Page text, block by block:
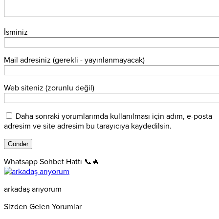
İsminiz
Mail adresiniz (gerekli - yayınlanmayacak)
Web siteniz (zorunlu değil)
Daha sonraki yorumlarımda kullanılması için adım, e-posta
adresim ve site adresim bu tarayıcıya kaydedilsin.
Whatsapp Sohbet Hattı 📞🔥
arkadaş arıyorum
Sizden Gelen Yorumlar